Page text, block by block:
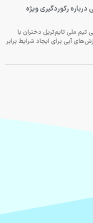
رکوردگیری ویژه
ملی تایم‌تریل دختران با
آبی برای ایجاد شرایط برابر